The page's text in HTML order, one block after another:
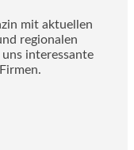
mit aktuellen
regionalen
interessante